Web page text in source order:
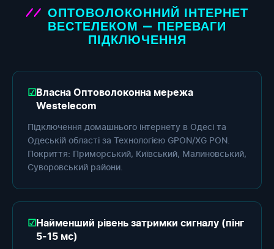
ОПТОВОЛОКОННИЙ ІНТЕРНЕТ
ВЕСТЕЛЕКОМ — ПЕРЕВАГИ
ПІДКЛЮЧЕННЯ
Власна Оптоволоконна мережа
Westelecom
Підключення домашнього інтернету в Одесі та
Одеській області за Технологією GPON/XG PON.
Покриття: Приморський, Київський, Малиновський,
Суворовський райони.
Найменший рівень затримки сигналу (пінг
5-15 мс)